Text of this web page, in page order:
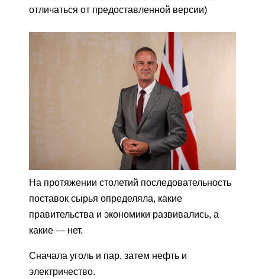
отличаться от предоставленной версии)
На протяжении столетий последовательность
поставок сырья определяла, какие
правительства и экономики развивались, а
какие — нет.
Сначала уголь и пар, затем нефть и
электричество.